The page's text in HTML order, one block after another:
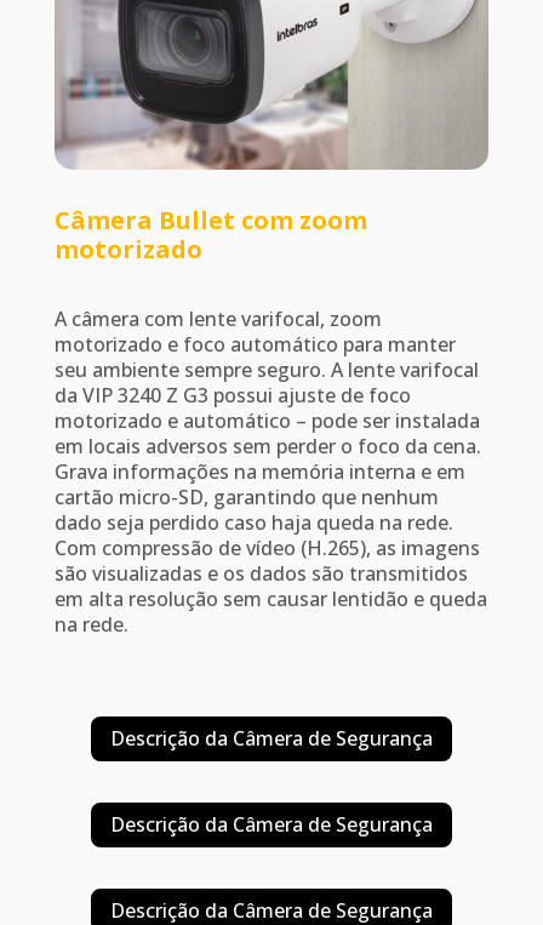
Câmera Bullet com zoom
motorizado
A câmera com lente varifocal, zoom
motorizado e foco automático para manter
seu ambiente sempre seguro. A lente varifocal
da VIP 3240 Z G3 possui ajuste de foco
motorizado e automático – pode ser instalada
em locais adversos sem perder o foco da cena.
Grava informações na memória interna e em
cartão micro-SD, garantindo que nenhum
dado seja perdido caso haja queda na rede.
Com compressão de vídeo (H.265), as imagens
são visualizadas e os dados são transmitidos
em alta resolução sem causar lentidão e queda
na rede.
Descrição da Câmera de Segurança
Descrição da Câmera de Segurança
Descrição da Câmera de Segurança